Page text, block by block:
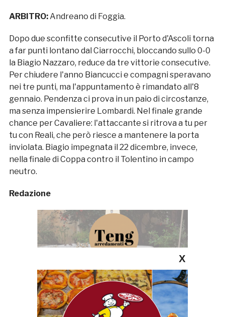
ARBITRO:Andreano di Foggia.
Dopo due sconfitte consecutive il Porto d'Ascoli torna
a far punti lontano dal Ciarrocchi, bloccando sullo 0-0
la Biagio Nazzaro, reduce da tre vittorie consecutive.
Per chiudere l'anno Biancucci e compagni speravano
nei tre punti, ma l'appuntamento è rimandato all'8
gennaio. Pendenza ci prova in un paio di circostanze,
ma senza impensierire Lombardi. Nel finale grande
chance per Cavaliere: l'attaccante si ritrova a tu per
tu con Reali, che però riesce a mantenere la porta
inviolata. Biagio impegnata il 22 dicembre, invece,
nella finale di Coppa contro il Tolentino in campo
neutro.
Redazione
X